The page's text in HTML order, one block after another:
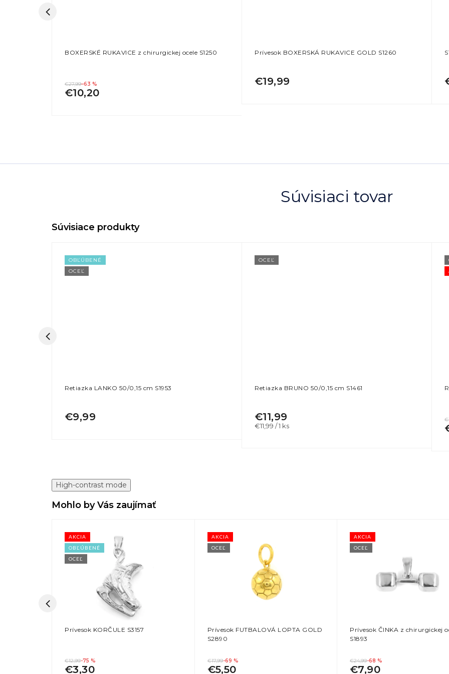
Súvisiaci tovar
OBĽÚBENÉ
OCEĽ
Retiazka LANKO 50/0,15 cm S1953
€9,99
OCEĽ
Retiazka BRUNO 50/0,15 cm S1461
€11,99
Jednotková
€11,99 / 1 ks
BOXERSKÉ RUKAVICE z chirurgickej ocele S1250
€27,99–63 %
€10,20
Prívesok BOXERSKÁ RUKAVICE GOLD S1260
€19,99
High-contrast mode
Mohlo by Vás zaujímať
AKCIA
OBĽÚBENÉ
OCEĽ
Prívesok KORČULE S3157
€12,99-75 %
€3,30
AKCIA
OCEĽ
Prívesok FUTBALOVÁ LOPTA GOLD
S2890
€17,99-69 %
€5,50
AKCIA
OCEĽ
Prívesok ČINKA z chirurgickej
S1893
€24,99-68 %
€7,90